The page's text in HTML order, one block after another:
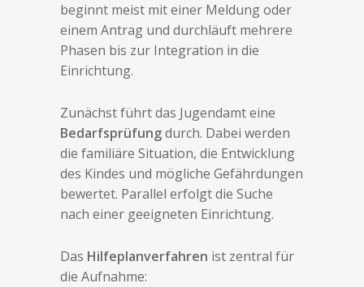
beginnt meist mit einer Meldung oder
einem Antrag und durchläuft mehrere
Phasen bis zur Integration in die
Einrichtung.
Zunächst führt das Jugendamt eine
Bedarfsprüfungdurch. Dabei werden
die familiäre Situation, die Entwicklung
des Kindes und mögliche Gefährdungen
bewertet. Parallel erfolgt die Suche
nach einer geeigneten Einrichtung.
Das Hilfeplanverfahren ist zentral für
die Aufnahme: